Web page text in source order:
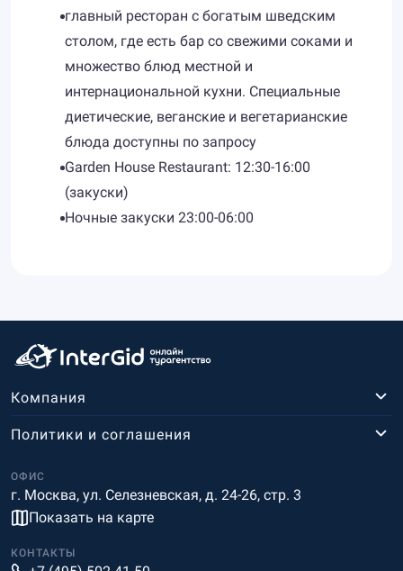
главный ресторан с богатым шведским
столом, где есть бар со свежими соками и
множество блюд местной и
интернациональной кухни. Специальные
диетические, веганские и вегетарианские
блюда доступны по запросу
Garden House Restaurant: 12:30-16:00
(закуски)
Ночные закуски 23:00-06:00
Компания
ОФИС
г. Москва, ул. Селезневская, д. 24-26, стр. 3
Показать на карте
Политики и соглашения
КОНТАКТЫ